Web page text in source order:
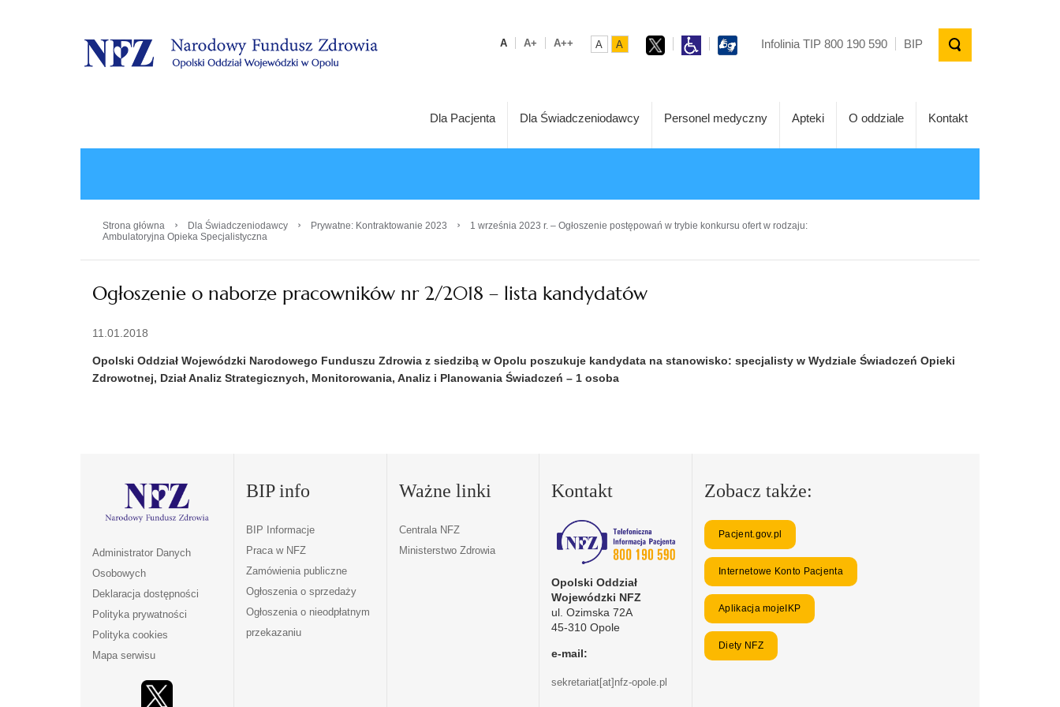
. A A+ A++ A A Infolinia TIP 800 190 590 BIP
Dla Pacjenta Dla Świadczeniodawcy Personel medyczny Apteki O oddziale Kontakt
Strona główna › Dla Świadczeniodawcy › Prywatne: Kontraktowanie 2023 ›
1 września 2023 r. – Ogłoszenie postępowań w trybie konkursu ofert w rodzaju:
Ambulatoryjna Opieka Specjalistyczna
Ogłoszenie o naborze pracowników nr 2/2018 – lista kandydatów
11.01.2018
Opolski Oddział Wojewódzki Narodowego Funduszu Zdrowia z siedzibą w Opolu poszukuje kandydata na stanowisko: specjalisty w Wydziale Świadczeń Opieki
Zdrowotnej, Dział Analiz Strategicznych, Monitorowania, Analiz i Planowania Świadczeń – 1 osoba
Administrator Danych
Osobowych
Deklaracja dostępności
Polityka prywatności
Polityka cookies
Mapa serwisu
BIP info
BIP Informacje
Praca w NFZ
Zamówienia publiczne
Ogłoszenia o sprzedaży
Ogłoszenia o nieodpłatnym
przekazaniu
Ważne linki
Centrala NFZ
Ministerstwo Zdrowia
Kontakt
Opolski Oddział
Wojewódzki NFZ
ul. Ozimska 72A
45-310 Opole
e-mail:
sekretariat[at]nfz-opole.pl
Zobacz także:
Pacjent.gov.pl
Internetowe Konto Pacjenta
Aplikacja mojeIKP
Diety NFZ